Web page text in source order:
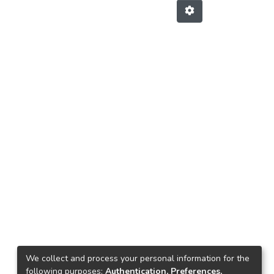
We collect and process your personal information for the
following purposes: Authentication, Preferences,